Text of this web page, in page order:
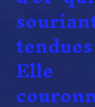
Elle